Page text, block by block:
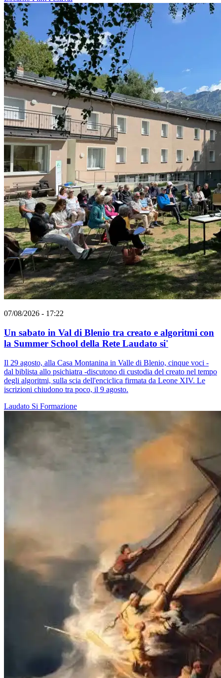
07/08/2026 - 17:22
Un sabato in Val di Blenio tra creato e algoritmi con
la Summer School della Rete Laudato si'
Il 29 agosto, alla Casa Montanina in Valle di Blenio, cinque voci -
dal biblista allo psichiatra -discutono di custodia del creato nel tempo
degli algoritmi, sulla scia dell'enciclica firmata da Leone XIV. Le
iscrizioni chiudono tra poco, il 9 agosto.
Laudato Si Formazione